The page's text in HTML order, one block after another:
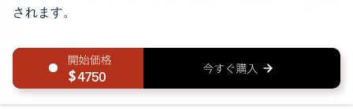
されます。
4750